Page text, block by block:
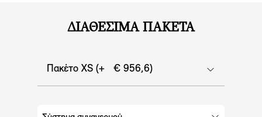
ΔΙΑΘΈΣΙΜΑ ΠΑΚΈΤΑ
Πακέτο XS (+ € 956,6)